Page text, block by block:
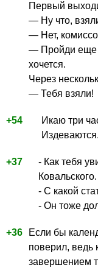
Первый
— Hу что,
— Hет,
— Пройди еще
хочется.
Через
— Тебя взяли!
+54
Икаю три
+37
- Как тебя
Ковальского.
- С какой
- Он тоже
+36
Если бы
поверил, ведь
завершением